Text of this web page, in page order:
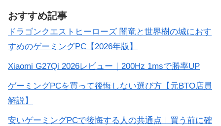
おすすめ記事
ドラゴンクエストヒーローズ 闇竜と世界樹の城におす
すめのゲーミングPC【2026年版】
Xiaomi G27Qi 2026レビュー｜200Hz 1msで勝率UP
ゲーミングPCを買って後悔しない選び方【元BTO店員
解説】
安いゲーミングPCで後悔する人の共通点｜買う前に確